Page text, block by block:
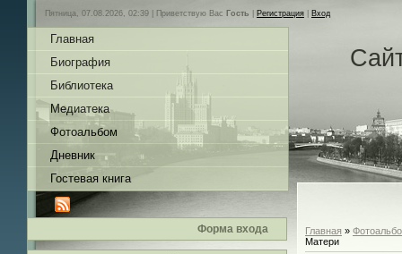
Пятница, 07.08.2026, 02:39 | Приветствую Вас Гость Регистрация Вход
Главная
Биография
Библиотека
Медиатека
Фотоальбом
Дневник
Гостевая книга
Форма входа Главная »
Матери